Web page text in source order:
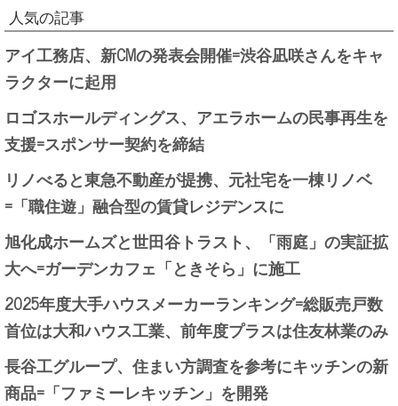
人気の記事
アイ工務店、新CMの発表会開催=渋谷凪咲さんをキャ
ラクターに起用
ロゴスホールディングス、アエラホームの民事再生を
支援=スポンサー契約を締結
リノべると東急不動産が提携、元社宅を一棟リノベ
=「職住遊」融合型の賃貸レジデンスに
旭化成ホームズと世田谷トラスト、「雨庭」の実証拡
大へ=ガーデンカフェ「ときそら」に施工
2025年度大手ハウスメーカーランキング=総販売戸数
首位は大和ハウス工業、前年度プラスは住友林業のみ
長谷工グループ、住まい方調査を参考にキッチンの新
商品=「ファミーレキッチン」を開発